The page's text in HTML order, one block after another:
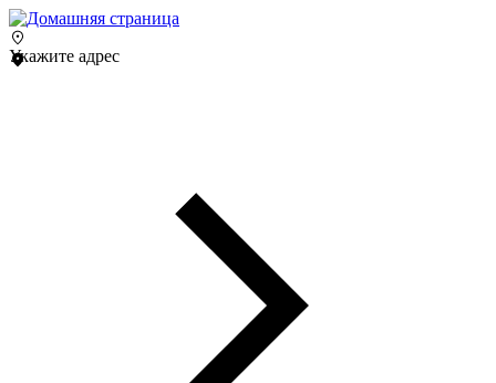
Укажите адрес